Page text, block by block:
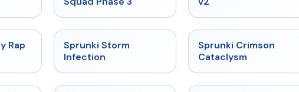
★ 4.7
Rap
Sprunki Storm
Infection
Sprunki Crimson
Cataclysm